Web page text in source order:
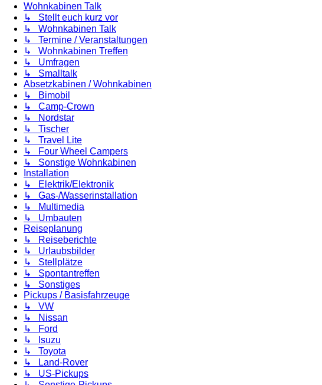
Wohnkabinen Talk
↳ Stellt euch kurz vor
↳ Wohnkabinen Talk
↳ Termine / Veranstaltungen
↳ Wohnkabinen Treffen
↳ Umfragen
↳ Smalltalk
Absetzkabinen / Wohnkabinen
↳ Bimobil
↳ Camp-Crown
↳ Nordstar
↳ Tischer
↳ Travel Lite
↳ Four Wheel Campers
↳ Sonstige Wohnkabinen
Installation
↳ Elektrik/Elektronik
↳ Gas-/Wasserinstallation
↳ Multimedia
↳ Umbauten
Reiseplanung
↳ Reiseberichte
↳ Urlaubsbilder
↳ Stellplätze
↳ Spontantreffen
↳ Sonstiges
Pickups / Basisfahrzeuge
↳ VW
↳ Nissan
↳ Ford
↳ Isuzu
↳ Toyota
↳ Land-Rover
↳ US-Pickups